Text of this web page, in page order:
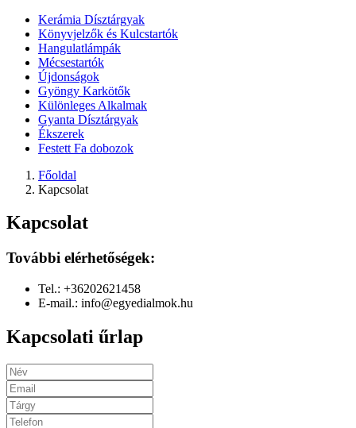
Kerámia Dísztárgyak
Könyvjelzők és Kulcstartók
Hangulatlámpák
Mécsestartók
Újdonságok
Gyöngy Karkötők
Különleges Alkalmak
Gyanta Dísztárgyak
Ékszerek
Festett Fa dobozok
Főoldal
Kapcsolat
Kapcsolat
További elérhetőségek:
Tel.: +36202621458
E-mail.: info@egyedialmok.hu
Kapcsolati űrlap